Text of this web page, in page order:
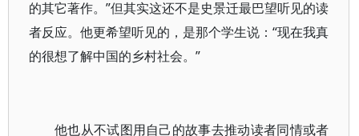
的其它著作。”但其实这还不是史景迁最巴望听见的读
者反应。他更希望听见的，是那个学生说：“现在我真
的很想了解中国的乡村社会。”
他也从不试图用自己的故事去推动读者同情或者